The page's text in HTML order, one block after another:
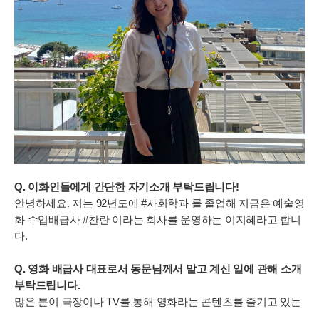
Q. 이화인들에게 간단한 자기소개 부탁드립니다!
안녕하세요. 저는 92년도에 #사회학과 를 졸업해 지금은 예술영
화 수입배급사 #찬란 이라는 회사를 운영하는 이지혜라고 합니
다.
Q. 영화 배급사 대표로서 동문님께서 맡고 계신 일에 관해 소개
부탁드립니다.
많은 분이 극장이나 TV를 통해 영화라는 콘텐츠를 즐기고 있는